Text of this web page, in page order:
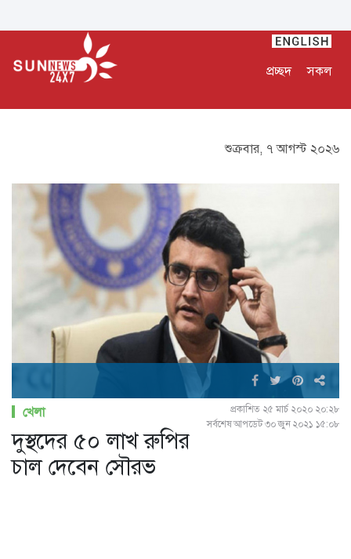
প্রচ্ছদ সকল
শুক্রবার, ৭ আগস্ট ২০২৬
খেলা
প্রকাশিত ২৫ মার্চ ২০২০ ২০:২৮
সর্বশেষ আপডেট ৩০ জুন ২০২১ ১৫:০৮
দুস্থদের ৫০ লাখ রুপির
চাল দেবেন সৌরভ